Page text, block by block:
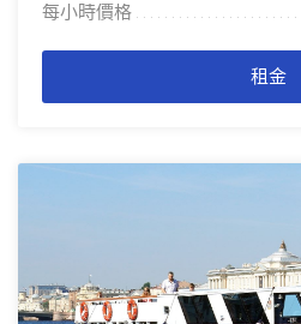
每小時價格
. . . . . . . . . . . . . . . . . . . . . . . . . . . . . . . . . . .
租金